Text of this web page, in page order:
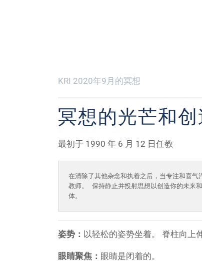
KRI 2020年9月的冥想
冥想的光芒和
最初于 1990 年 6 月 12 日任教
在清除了其他杂念和执着之后，当专注和喜
教师。 保持静止并投射思想以创造你的未来
体。
姿势： 以轻松的姿势坐着。 脊柱向上
眼睛聚焦： 眼睛是闭着的。